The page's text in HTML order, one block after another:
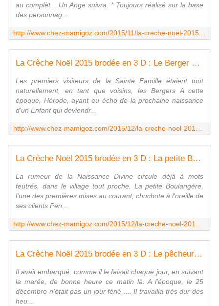
au complèt... Un Ange suivra. * Toujours réalisé sur la base
des personnag...
La Crèche Noël 2015 brodée en 3 D : Le Berger et ses moutons - Chez Mamigoz
Les premiers visiteurs de la Sainte Famille étaient tout
naturellement, en tant que voisins, les Bergers A cette
époque, Hérode, ayant eu écho de la prochaine naissance
d'un Enfant qui deviendr...
La Crèche Noël 2015 brodée en 3 D : La petite Boulangère - Chez Mamigoz
La rumeur de la Naissance Divine circule déjà à mots
feutrés, dans le village tout proche. La petite Boulangère,
l'une des premières mises au courant, chuchote à l'oreille de
ses clients Pen...
La Crèche Noël 2015 brodée en 3 D : Le pêcheur - Chez Mamigoz
Il avait embarqué, comme il le faisait chaque jour, en suivant
la marée, de bonne heure ce matin là. A l'époque, le 25
décembre n'était pas un jour férié .... Il travailla très dur des
heu...